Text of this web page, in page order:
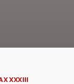
XXXIII